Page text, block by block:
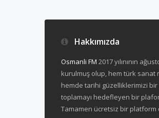
Hakkımızda
Osmanli FM 2017 yılınının
kurulmuş olup, hem türk sanat
hemde tarihi güzelliklerimizi
toplamayı hedefleyen bir
Tamamen ücretsiz bir platform